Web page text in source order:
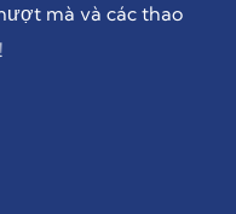
mà và các thao